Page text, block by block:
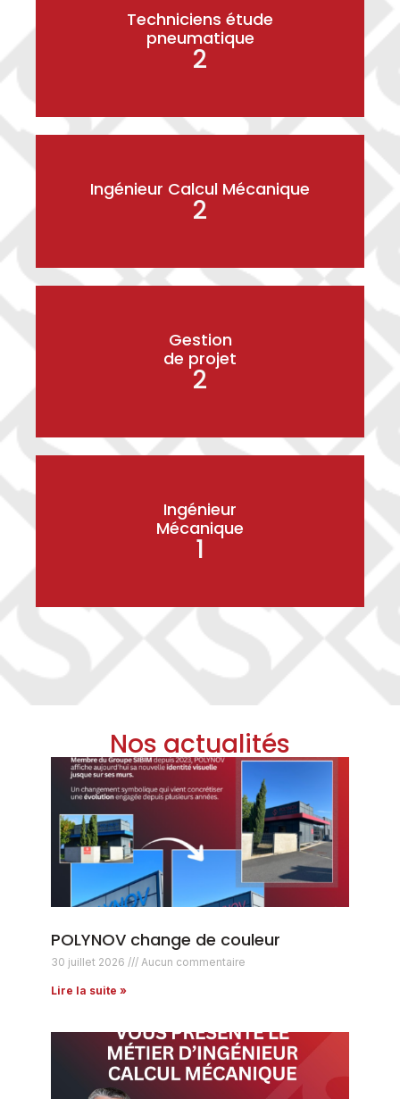
Techniciens étude
pneumatique
2
Ingénieur Calcul Mécanique
2
Gestion
de projet
2
Ingénieur
Mécanique
1
Nos actualités
POLYNOV change de couleur
30 juillet 2026 Aucun commentaire
Lire la suite »